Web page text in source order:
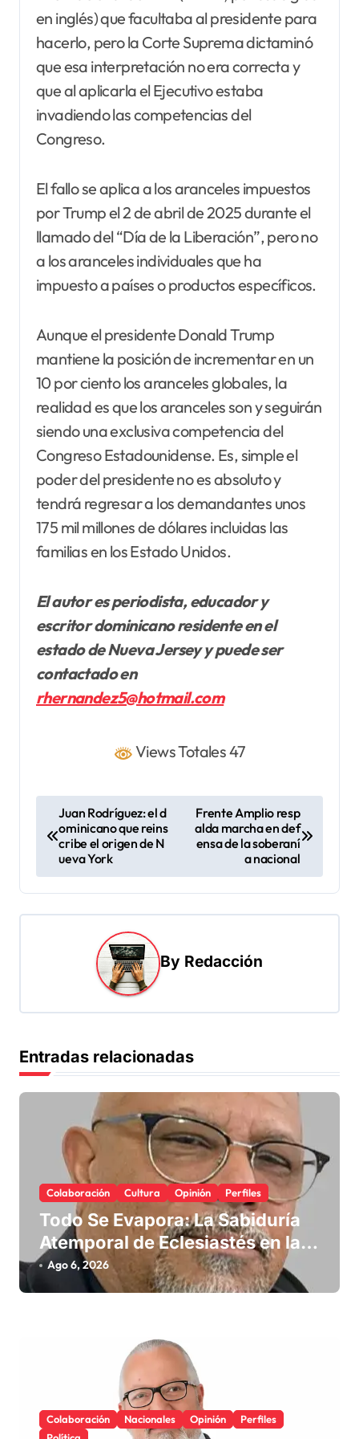
en inglés) que facultaba al presidente para
hacerlo, pero la Corte Suprema dictaminó
que esa interpretación no era correcta y
que al aplicarla el Ejecutivo estaba
invadiendo las competencias del
Congreso.
El fallo se aplica a los aranceles impuestos
por Trump el 2 de abril de 2025 durante el
llamado del “Día de la Liberación”, pero no
a los aranceles individuales que ha
impuesto a países o productos específicos.
Aunque el presidente Donald Trump
mantiene la posición de incrementar en un
10 por ciento los aranceles globales, la
realidad es que los aranceles son y seguirán
siendo una exclusiva competencia del
Congreso Estadounidense. Es, simple el
poder del presidente no es absoluto y
tendrá regresar a los demandantes unos
175 mil millones de dólares incluidas las
familias en los Estado Unidos.
El autor es periodista, educador y
escritor dominicano residente en el
estado de Nueva Jersey y puede ser
contactado en
rhernandez5@hotmail.com
Views Totales 47
e
g
ó
n
d
e
t
r
a
d
Juan Rodríguez: el d
ominicano que reins
cribe el origen de N
ueva York
Frente Amplio resp
alda marcha en def
ensa de la soberaní
a nacional
By Redacción
Entradas relacionadas
Colaboración Cultura Opinión Perfiles
Todo Se Evapora: La Sabiduría
Atemporal de Eclesiastés en la
Era Digital
Ago 6, 2026
Colaboración Nacionales Opinión
Perfiles